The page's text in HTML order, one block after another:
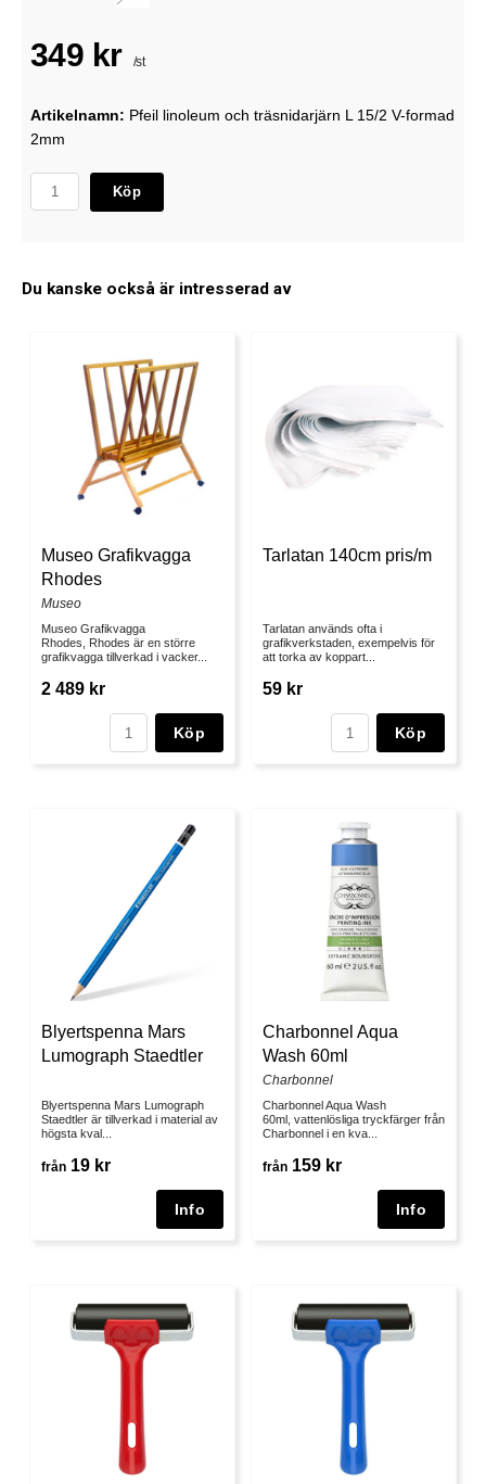
349 kr /st
Artikelnamn: Pfeil linoleum och träsnidarjärn L 15/2 V-formad
2mm
Köp
Du kanske också är intresserad av
Museo Grafikvagga
Rhodes
Museo
Museo Grafikvagga
Rhodes, Rhodes är en större
grafikvagga tillverkad i vacker...
2 489 kr
Köp
Tarlatan 140cm pris/m
Tarlatan används ofta i
grafikverkstaden, exempelvis för
att torka av koppart...
59 kr
Köp
Blyertspenna Mars
Lumograph Staedtler
Blyertspenna Mars Lumograph
Staedtler är tillverkad i material av
högsta kval...
från 19 kr
Charbonnel Aqua
Wash 60ml
Charbonnel
Charbonnel Aqua Wash
60ml, vattenlösliga tryckfärger från
Charbonnel i en kva...
från 159 kr